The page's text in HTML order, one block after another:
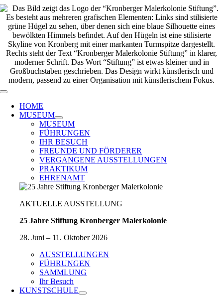
Zum
Inhalt
springen
Toggle
Navigation
HOME
MUSEUM
MUSEUM
FÜHRUNGEN
IHR BESUCH
FREUNDE UND FÖRDERER
VERGANGENE AUSSTELLUNGEN
PRAKTIKUM
EHRENAMT
AKTUELLE AUSSTELLUNG
25 Jahre Stiftung Kronberger Malerkolonie
28. Juni – 11. Oktober 2026
AUSSTELLUNGEN
FÜHRUNGEN
SAMMLUNG
Ihr Besuch
KUNSTSCHULE